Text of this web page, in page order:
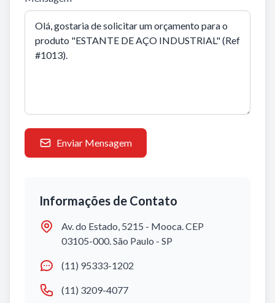
Enviar Mensagem
Informações de Contato
Av. do Estado, 5215 - Mooca. CEP
03105-000. São Paulo - SP
(11) 95333-1202
(11) 3209-4077